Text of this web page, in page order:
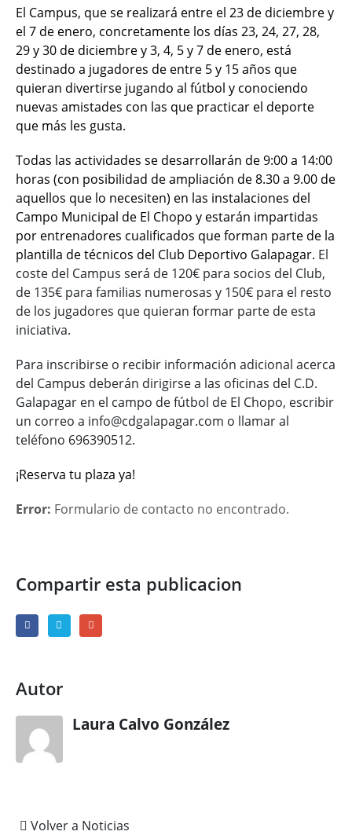
El Campus, que se realizará entre el 23 de diciembre y
el 7 de enero, concretamente los días 23, 24, 27, 28,
29 y 30 de diciembre y 3, 4, 5 y 7 de enero, está
destinado a jugadores de entre 5 y 15 años que
quieran divertirse jugando al fútbol y conociendo
nuevas amistades con las que practicar el deporte
que más les gusta.
Todas las actividades se desarrollarán de 9:00 a 14:00
horas (con posibilidad de ampliación de 8.30 a 9.00 de
aquellos que lo necesiten) en las instalaciones del
Campo Municipal de El Chopo y estarán impartidas
por entrenadores cualificados que forman parte de la
plantilla de técnicos del Club Deportivo Galapagar. El
coste del Campus será de 120€ para socios del Club,
de 135€ para familias numerosas y 150€ para el resto
de los jugadores que quieran formar parte de esta
iniciativa.
Para inscribirse o recibir información adicional acerca
del Campus deberán dirigirse a las oficinas del C.D.
Galapagar en el campo de fútbol de El Chopo, escribir
un correo a info@cdgalapagar.com o llamar al
teléfono 696390512.
¡Reserva tu plaza ya!
Error: Formulario de contacto no encontrado.
Compartir esta publicacion
Autor
Laura Calvo González
Volver a Noticias